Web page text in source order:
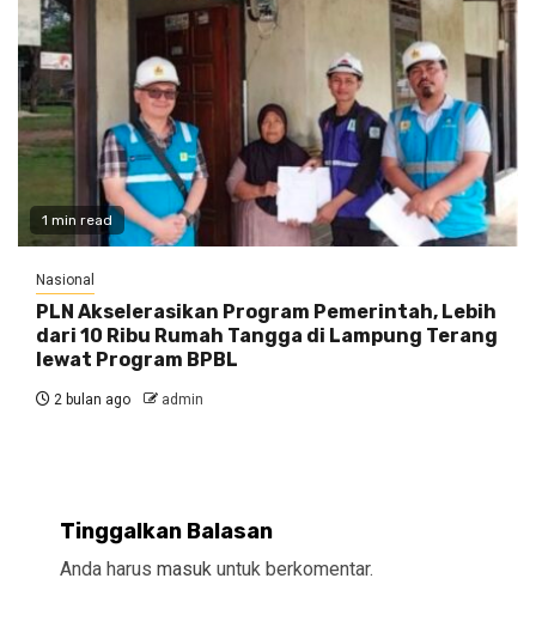
1 min read
Nasional
PLN Akselerasikan Program Pemerintah, Lebih
dari 10 Ribu Rumah Tangga di Lampung Terang
lewat Program BPBL
2 bulan ago admin
Tinggalkan Balasan
Anda harus masuk untuk berkomentar.